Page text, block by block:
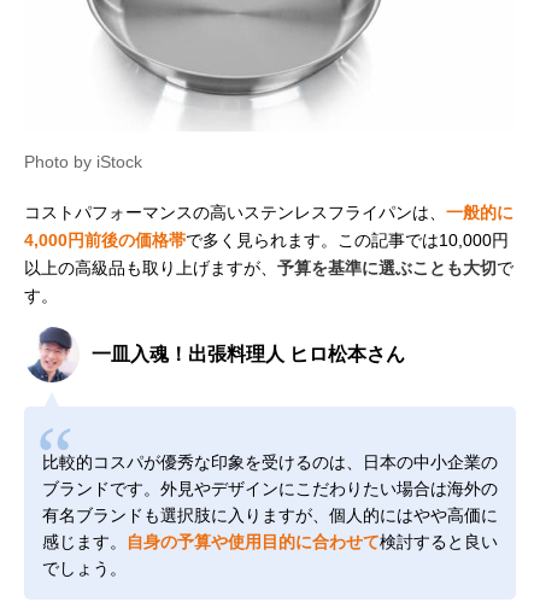
Photo by iStock
コストパフォーマンスの高いステンレスフライパンは、 一般的に
4,000円前後の価格帯で多く見られます。この記事では10,000円
以上の高級品も取り上げますが、 予算を基準に選ぶことも大切で
す。
一皿入魂！出張料理人 ヒロ松本さん
比較的コスパが優秀な印象を受けるのは、日本の中小企業の
ブランドです。外見やデザインにこだわりたい場合は海外の
有名ブランドも選択肢に入りますが、個人的にはやや高価に
感じます。
自身の予算や使用目的に合わせて検討すると良い
でしょう。